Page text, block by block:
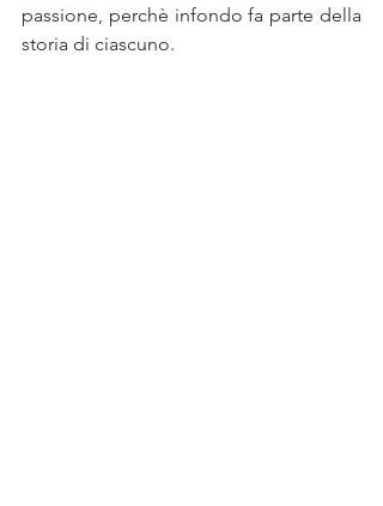
passione, perchè infondo fa parte della
storia di ciascuno.